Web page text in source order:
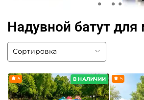
Надувной батут
В НАЛИЧИИ
5 5